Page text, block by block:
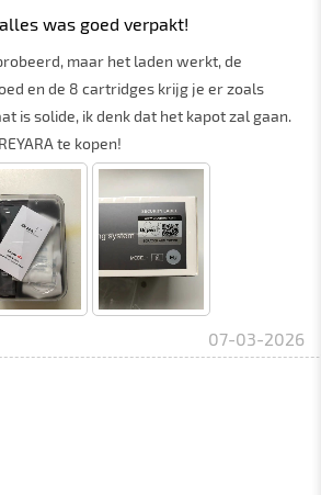
was goed verpakt!
maar het laden werkt, de
en de 8 cartridges krijg je er zoals
is solide, ik denk dat het kapot zal gaan.
te kopen!
07-03-2026